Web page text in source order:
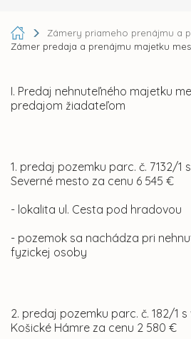
Zámery priameho prenájmu a
Zámer predaja a prenájmu majetku
I. Predaj nehnuteľného majetku
predajom žiadateľom
1. predaj pozemku parc. č. 7132/1
Severné mesto za cenu 6 545 €
- lokalita ul. Cesta pod hradovou
- pozemok sa nachádza pri
fyzickej osoby
2. predaj pozemku parc. č. 182/1 s
Košické Hámre za cenu 2 580 €